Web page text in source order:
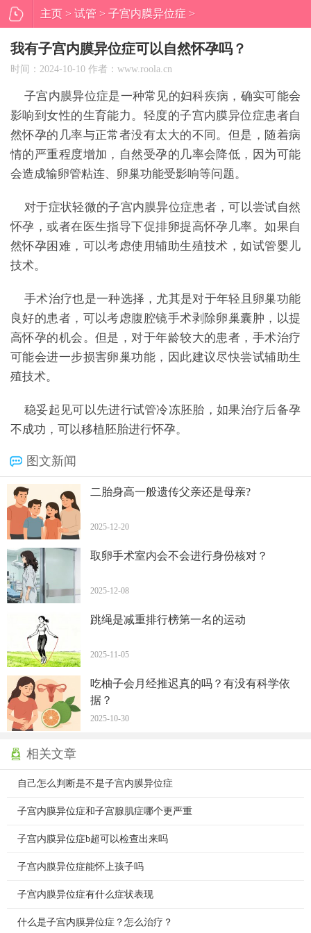
主页> 试管> 子宫内膜异位症 >
我有子宫内膜异位症可以自然怀孕
吗？
我有子宫内膜异位症可以自然怀孕吗？
时间：2024-10-10 作者：www.roola.cn
子宫内膜异位症是一种常见的妇科疾病，确实可能会
影响到女性的生育能力。轻度的子宫内膜异位症患者自
然怀孕的几率与正常者没有太大的不同。但是，随着病
情的严重程度增加，自然受孕的几率会降低，因为可能
会造成输卵管粘连、卵巢功能受影响等问题。
对于症状轻微的子宫内膜异位症患者，可以尝试自然
怀孕，或者在医生指导下促排卵提高怀孕几率。如果自
然怀孕困难，可以考虑使用辅助生殖技术，如试管婴儿
技术。
手术治疗也是一种选择，尤其是对于年轻且卵巢功能
良好的患者，可以考虑腹腔镜手术剥除卵巢囊肿，以提
高怀孕的机会。但是，对于年龄较大的患者，手术治疗
可能会进一步损害卵巢功能，因此建议尽快尝试辅助生
殖技术。
稳妥起见可以先进行试管冷冻胚胎，如果治疗后备孕
不成功，可以移植胚胎进行怀孕。
图文新闻
二胎身高一般遗传父亲还是母亲?
2025-12-20
取卵手术室内会不会进行身份核对？
2025-12-08
跳绳是减重排行榜第一名的运动
2025-11-05
吃柚子会月经推迟真的吗？有没有科学依
据？
2025-10-30
相关文章
自己怎么判断是不是子宫内膜异位症
子宫内膜异位症和子宫腺肌症哪个更严重
子宫内膜异位症b超可以检查出来吗
子宫内膜异位症能怀上孩子吗
子宫内膜异位症有什么症状表现
什么是子宫内膜异位症？怎么治疗？